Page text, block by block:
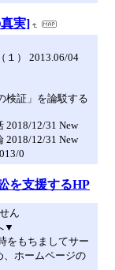
実]
１） 2013.06/04
検証」を論駁する
2018/12/31 New
2018/12/31 New
0
を支援するHP
ん
▼
をもちましてサー
、ホームページの